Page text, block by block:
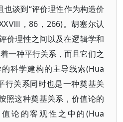
也谈到“评价理性作为构造价
，86，266)。胡塞尔认
价理性之间以及在逻辑学和
一种平行关系，而且它们之
科学建构的主导线索(Hua
关系同时也是一种奠基关
这种奠基关系，价值论的
论的客观性之中的(Hua